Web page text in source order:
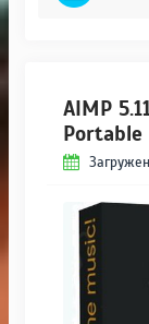
AIMP
Portable